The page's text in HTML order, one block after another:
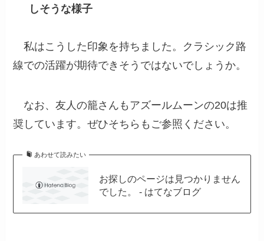
しそうな様子
私はこうした印象を持ちました。クラシック路
線での活躍が期待できそうではないでしょうか。
なお、友人の籠さんもアズールムーンの20は推
奨しています。ぜひそちらもご参照ください。
あわせて読みたい
お探しのページは見つかりません
でした。 - はてなブログ